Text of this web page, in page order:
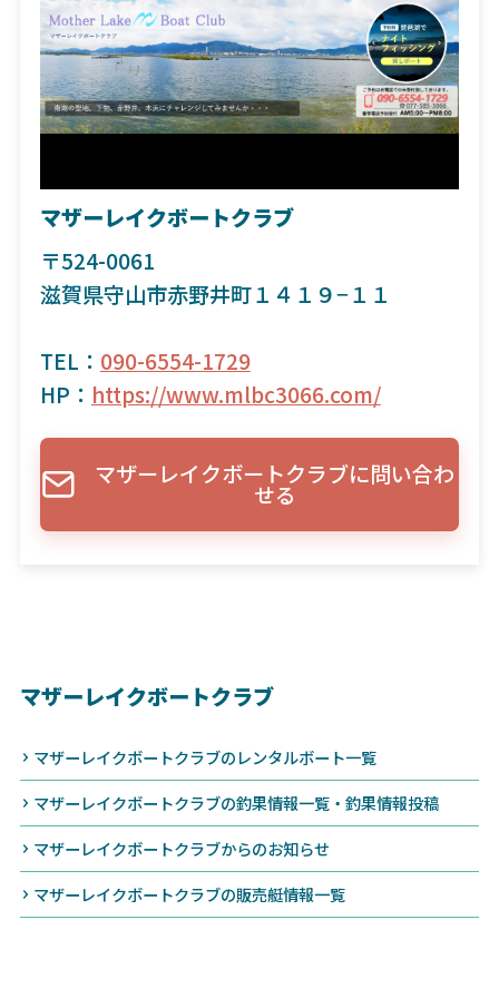
マザーレイクボートクラブ
〒524-0061
滋賀県守山市赤野井町１４１９−１１
TEL： 090-6554-1729
HP： https://www.mlbc3066.com/
マザーレイクボートクラブに問い合わ
せる
マザーレイクボートクラブ
マザーレイクボートクラブのレンタルボート一覧
マザーレイクボートクラブの釣果情報一覧・釣果情報投稿
マザーレイクボートクラブからのお知らせ
マザーレイクボートクラブの販売艇情報一覧